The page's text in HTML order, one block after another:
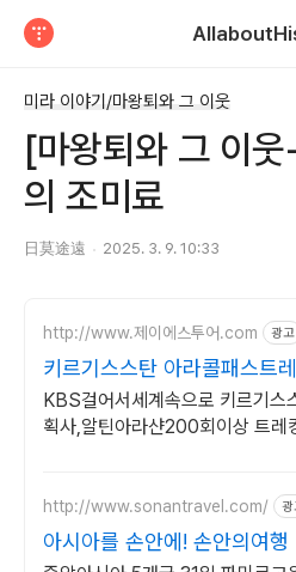
미라 이야기/마왕퇴와 그 이웃
[마왕퇴와 그 이
의 조미료
日莫途遠 2025. 3. 9. 10:33
http://www.제이에스투어.com 광고
키르기스스탄 아라콜패스트
현키르기스탄방문시현지진행
KBS걸어서세계속으로 키르기스
획사,알틴아라샨200회이상 트레
http://www.sonantravel.com/ 광
아시아를 손안에! 손안의여행